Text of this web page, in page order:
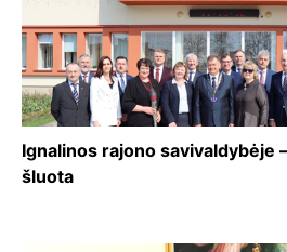
Ignalinos rajono savivaldybėje
šluota